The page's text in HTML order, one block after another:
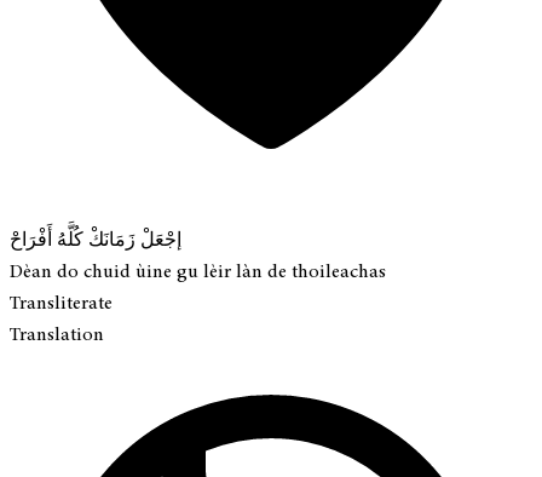
إجْعَلْ زَمَانَكْ كُلَّهُ أَفْرَاحْ
Dèan do chuid ùine gu lèir làn de thoileachas
Transliterate
Translation